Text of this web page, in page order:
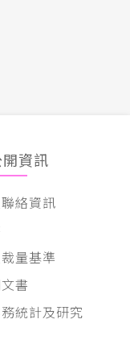
資訊
絡資訊
量基準
書
統計及研究